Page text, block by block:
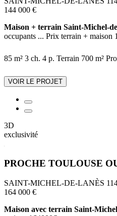
144 000 €
Maison + terrain Saint-Michel-
occupants ... Prix terrain + maison
85 m² 3 ch. 4 p. Terrain 700 m²
VOIR LE PROJET
3D
exclusivité
PROCHE TOULOUSE
SAINT-MICHEL-DE-LANÈS
164 000 €
Maison avec terrain Saint-